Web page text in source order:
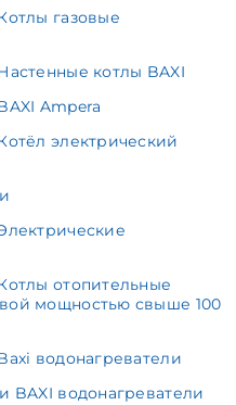
газовые
котлы BAXI
Ampera
электрический
отопительные
мощностью свыше 100
водонагреватели
BAXI водонагреватели